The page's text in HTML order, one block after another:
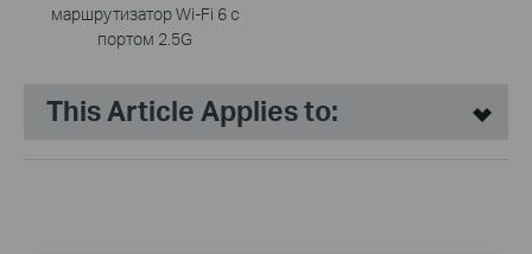
маршрутизатор Wi-Fi 6 с
портом 2.5G
This Article Applies to: